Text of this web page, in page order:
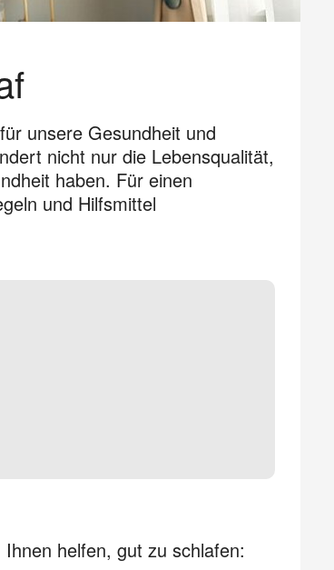
unsere Gesundheit und
nicht nur die Lebensqualität,
haben. Für einen
und Hilfsmittel
helfen, gut zu schlafen: